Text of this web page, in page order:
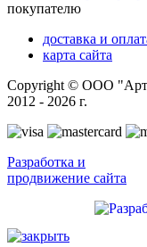
покупателю
доставка и
карта сайта
Copyright © ООО "Арт
2012 - 2026 г.
Разработка и
продвижение сайта